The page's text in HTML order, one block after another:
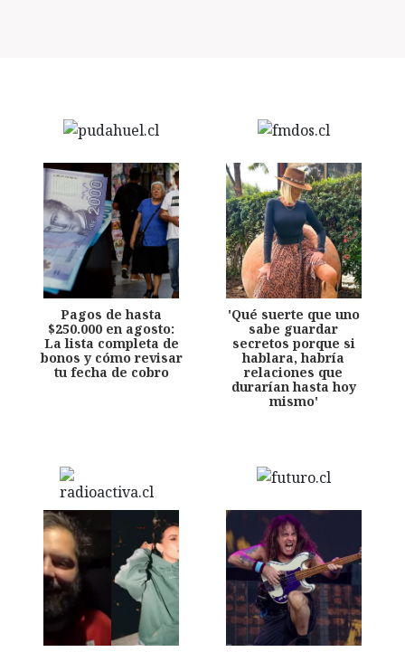
Pagos de hasta
$250.000 en agosto:
La lista completa de
bonos y cómo revisar
tu fecha de cobro
'Qué suerte que uno
sabe guardar
secretos porque si
hablara, habría
relaciones que
durarían hasta hoy
mismo'